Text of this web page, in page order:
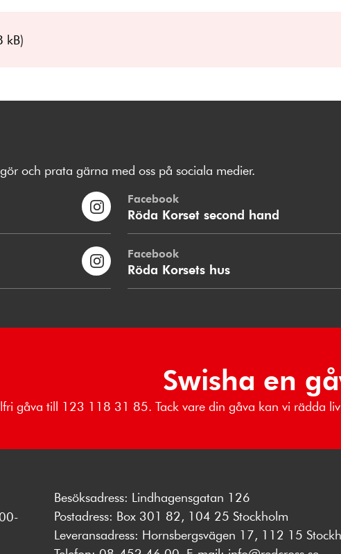
kB)
och prata gärna med oss på sociala medier.
Facebook
Röda Korset second hand
Facebook
Röda Korsets hus
Swisha en
gåva till 123 118 31 85. Tack vare din gåva kan vi rädda
Besöksadress: Lindhagensgatan 126
Postadress: Box 301 82, 104 25 Stockholm
Leveransadress: Hornsbergsvägen 17, 112 15